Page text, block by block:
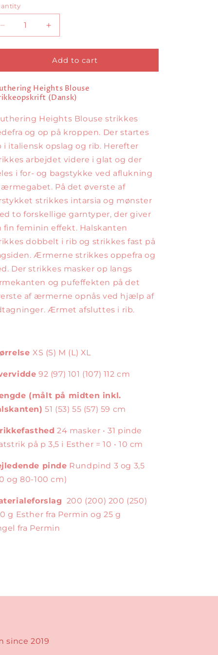
Decrease
quantity
for
Heights
Dansk
Increase
quantity
for
Wuthering
Heights
Dansk
Add to cart
Heights Blouse
(Dansk)
Heights Blouse strikkes
og op på kroppen. Der startes
i italiensk opslag og rib. Herefter
arbejdet videre i glat og der
i for- og bagstykke ved aflukning
På det øverste af
strikkes intarsia og mønster
to forskellige garntyper, der giver
fin feminin effekt. Halskanten
dobbelt i rib og strikkes fast på
Ærmerne strikkes oppefra og
Der strikkes masker op langs
og pufeffekten på det
af ærmerne opnås ved hjælp af
Ærmet afsluttes i rib.
XS (S) M (L) XL
92 (97) 101 (107) 112 cm
(målt på midten inkl.
51 (53) 55 (57) 59 cm
24 masker • 31 pinde
på p 3,5 i Esther = 10 • 10 cm
pinde Rundpind 3 og 3,5
og 80-100 cm)
200 (200) 200 (250)
g Esther fra Permin og 25 g
fra Permin
since 2019